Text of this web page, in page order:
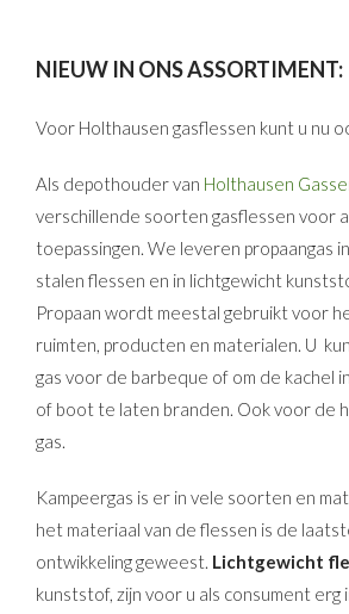
NIEUW IN ONS ASSORTIMENT:
Voor Holthausen gasflessen kunt u nu
Als depothouder van Holthausen
verschillende soorten gasflessen voor
toepassingen. We leveren propaangas
stalen flessen en in lichtgewicht
Propaan wordt meestal gebruikt voor
ruimten, producten en materialen. U
gas voor de barbeque of om de kachel
of boot te laten branden. Ook voor de
gas.
Kampeergas is er in vele soorten en
het materiaal van de flessen is de
ontwikkeling geweest. Lichtgewicht
kunststof, zijn voor u als consument erg